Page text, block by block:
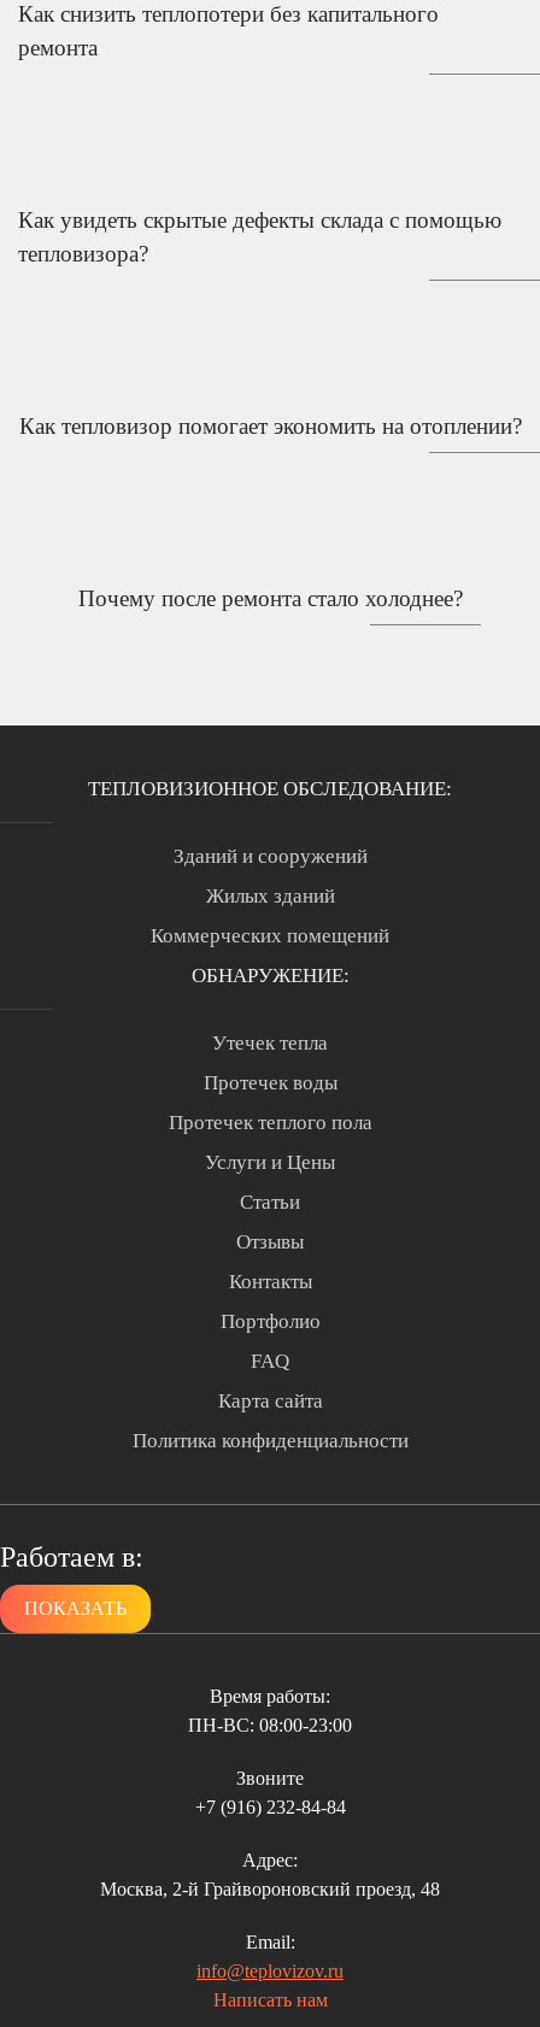
Как снизить теплопотери без капитального
ремонта
Как увидеть скрытые дефекты склада с помощью
тепловизора?
Как тепловизор помогает экономить на отоплении?
Почему после ремонта стало холоднее?
ТЕПЛОВИЗИОННОЕ ОБСЛЕДОВАНИЕ:
Зданий и сооружений
Жилых зданий
Коммерческих помещений
ОБНАРУЖЕНИЕ:
Утечек тепла
Протечек воды
Протечек теплого пола
Услуги и Цены
Статьи
Отзывы
Контакты
Портфолио
FAQ
Карта сайта
Политика конфиденциальности
Работаем в:
Апрелевка
ПОКАЗАТЬ
Время работы:
ПН-ВС: 08:00-23:00
Звоните
+7 (916) 232-84-84
Адрес:
Москва, 2-й Грайвороновский проезд, 48
Email:
info@teplovizov.ru
Написать нам